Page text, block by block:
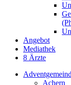
Angebot
Mediathek
8 Ärzte
Achern